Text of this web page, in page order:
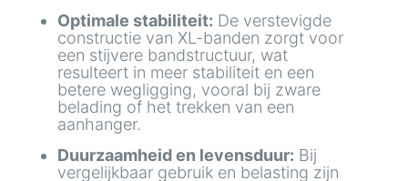
Optimale stabiliteit: De verstevigde
constructie van XL-banden zorgt voor
een stijvere bandstructuur, wat
resulteert in meer stabiliteit en een
betere wegligging, vooral bij zware
belading of het trekken van een
aanhanger.
Duurzaamheid en levensduur: Bij
vergelijkbaar gebruik en belasting zijn